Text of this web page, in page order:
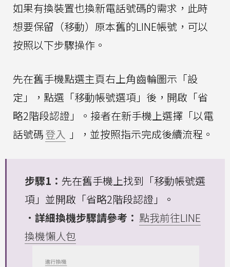
如果有換裝置也換新電話號碼的需求，此時
想要保留（移動）原本舊的LINE帳號，可以
按照以下步驟操作。
先在舊手機點選主頁右上角齒輪圖示「設
定」，點選「移動帳號選項」後，開啟「省
略2階段認證」。接者在新手機上選擇「以電
話號碼登入 」，並按照指示完成後續流程。
步驟1： 先在舊手機上找到「移動帳號選
項」並開啟「省略2階段認證」。
．詳細換機步驟請參考： 點我前往LINE
換機懶人包